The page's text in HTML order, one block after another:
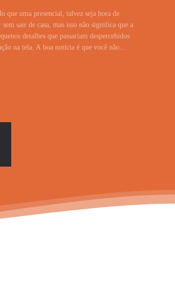
que uma presencial, talvez seja hora de
sair de casa, mas isso não significa que a
detalhes que passariam despercebidos
na tela. A boa notícia é que você não...